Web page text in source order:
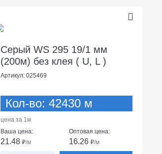
Серый WS 295 19/1 мм
(200м) без клея ( U, L )
Артикул: 025469
Кол-во: 42430 м
цена за 1м
Ваша цена:
21.48 ₽/м
Оптовая цена:
16.26 ₽/м